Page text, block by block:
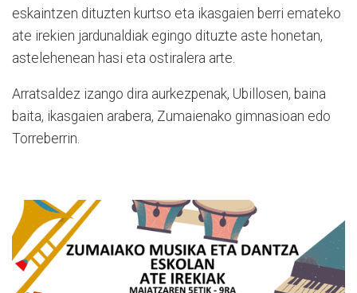
eskaintzen dituzten kurtso eta ikasgaien berri emateko
ate irekien jardunaldiak egingo dituzte aste honetan,
astelehenean hasi eta ostiralera arte.
Arratsaldez izango dira aurkezpenak, Ubillosen, baina
baita, ikasgaien arabera, Zumaienako gimnasioan edo
Torreberrin.